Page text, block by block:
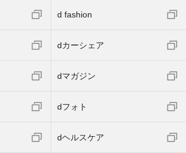
d fashion
dカーシェア
dマガジン
dフォト
dヘルスケア